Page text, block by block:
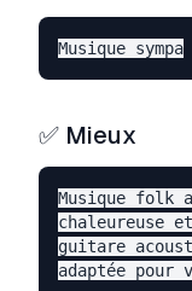
✅ Mieux
Musique folk
chaleureuse
guitare